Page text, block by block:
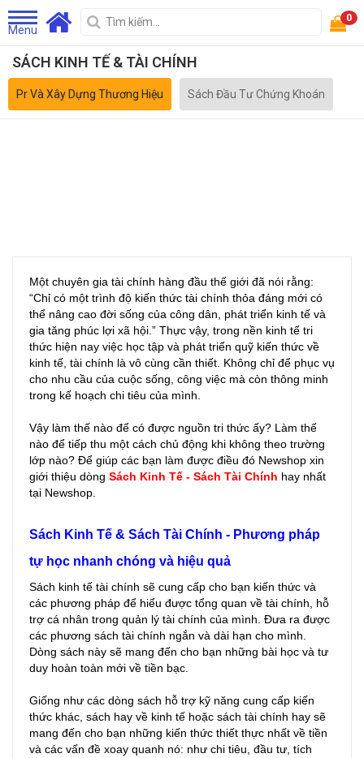
Menu
0
SÁCH KINH TẾ & TÀI CHÍNH
Pr Và Xây Dựng Thương Hiệu Sách Đầu Tư Chứng Khoán
Một chuyên gia tài chính hàng đầu thế giới đã nói rằng:
“Chỉ có một trình độ kiến thức tài chính thỏa đáng mới có
thể nâng cao đời sống của công dân, phát triển kinh tế và
gia tăng phúc lợi xã hội.” Thực vậy, trong nền kinh tế tri
thức hiện nay việc học tập và phát triển quỹ kiến thức về
kinh tế, tài chính là vô cùng cần thiết. Không chỉ để phục vụ
cho nhu cầu của cuộc sống, công việc mà còn thông minh
trong kế hoạch chi tiêu của mình.
Vậy làm thế nào để có được nguồn tri thức ấy? Làm thế
nào để tiếp thu một cách chủ động khi không theo trường
lớp nào? Để giúp các bạn làm được điều đó Newshop xin
giới thiệu dòng Sách Kinh Tế - Sách Tài Chính hay nhất
tại Newshop.
Sách Kinh Tế & Sách Tài Chính - Phương pháp
tự học nhanh chóng và hiệu quả
Sách kinh tế tài chính sẽ cung cấp cho bạn kiến thức và
các phương pháp để hiểu được tổng quan về tài chính, hỗ
trợ cá nhân trong quản lý tài chính của mình. Đưa ra được
các phương sách tài chính ngắn và dài hạn cho mình.
Dòng sách này sẽ mang đến cho bạn những bài học và tư
duy hoàn toàn mới về tiền bạc.
Giống như các dòng sách hỗ trợ kỹ năng cung cấp kiến
thức khác, sách hay về kinh tế hoặc sách tài chính hay sẽ
mang đến cho bạn những kiến thức thiết thực nhất về tiền
và các vấn đề xoay quanh nó: như chi tiêu, đầu tư, tích